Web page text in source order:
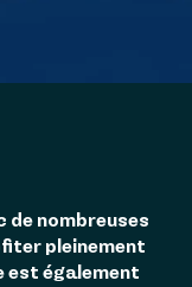
de nombreuses
pleinement
est également